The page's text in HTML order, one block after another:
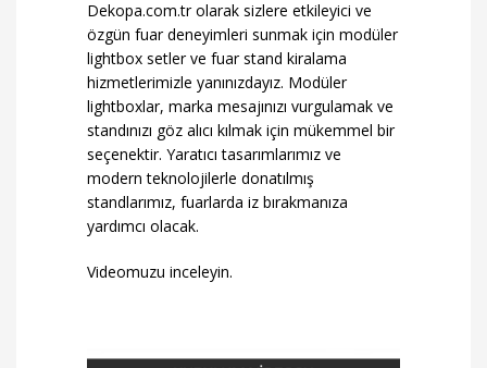
Dekopa.com.tr olarak sizlere etkileyici ve
özgün fuar deneyimleri sunmak için modüler
lightbox setler ve fuar stand kiralama
hizmetlerimizle yanınızdayız. Modüler
lightboxlar, marka mesajınızı vurgulamak ve
standınızı göz alıcı kılmak için mükemmel bir
seçenektir. Yaratıcı tasarımlarımız ve
modern teknolojilerle donatılmış
standlarımız, fuarlarda iz bırakmanıza
yardımcı olacak.
Videomuzu inceleyin.